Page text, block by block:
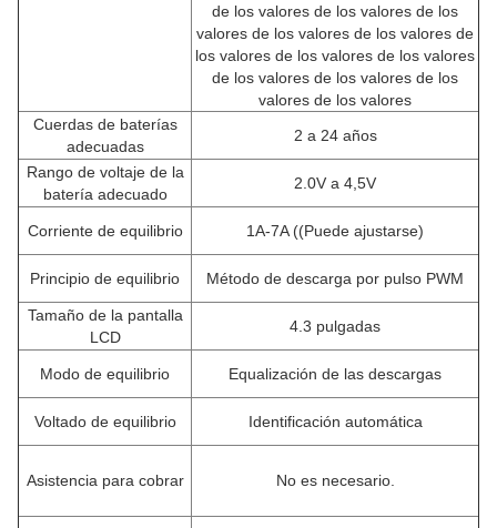
de los valores de los valores de los
valores de los valores de los valores de
los valores de los valores de los valores
de los valores de los valores de los
valores de los valores
Cuerdas de baterías
adecuadas
2 a 24 años
Rango de voltaje de la
batería adecuado
2.0V a 4,5V
Corriente de equilibrio 1A-7A ((Puede ajustarse)
Principio de equilibrio Método de descarga por pulso PWM
Tamaño de la pantalla
LCD
4.3 pulgadas
Modo de equilibrio Equalización de las descargas
Voltado de equilibrio Identificación automática
Asistencia para cobrar No es necesario.